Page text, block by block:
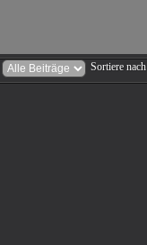
Sortiere nach